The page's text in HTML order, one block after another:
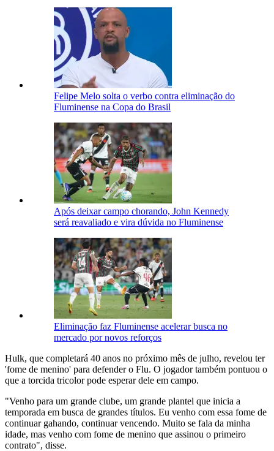
Felipe Melo solta o verbo contra eliminação do
Fluminense na Copa do Brasil
Após deixar campo chorando, John Kennedy
será reavaliado e vira dúvida no Fluminense
Eliminação faz Fluminense acelerar busca no
mercado por novos reforços
Hulk, que completará 40 anos no próximo mês de julho, revelou ter
'fome de menino' para defender o Flu. O jogador também pontuou o
que a torcida tricolor pode esperar dele em campo.
"Venho para um grande clube, um grande plantel que inicia a
temporada em busca de grandes títulos. Eu venho com essa fome de
continuar gahando, continuar vencendo. Muito se fala da minha
idade, mas venho com fome de menino que assinou o primeiro
contrato", disse.